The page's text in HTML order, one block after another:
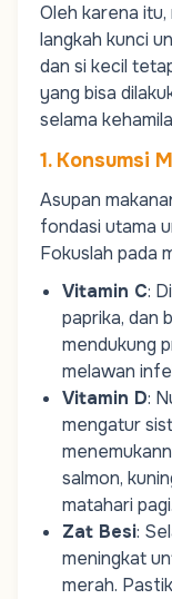
Oleh karena
langkah kunci
dan si kecil
yang bisa
selama
1. Konsumsi
Asupan
fondasi utama
Fokuslah pada
Vitamin C:
paprika, dan
mendukung
melawan
Vitamin D:
mengatur
salmon,
matahari pagi.
Zat Besi:
meningkat
merah.